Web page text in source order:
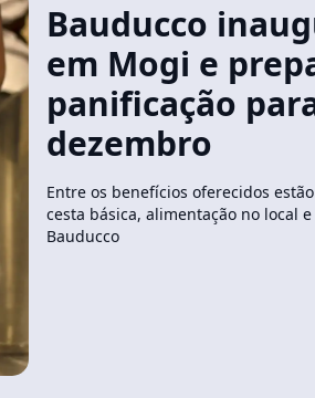
Bauducco
em Mogi e
panificação
dezembro
Entre os benefícios oferecidos
cesta básica, alimentação no local
Bauducco